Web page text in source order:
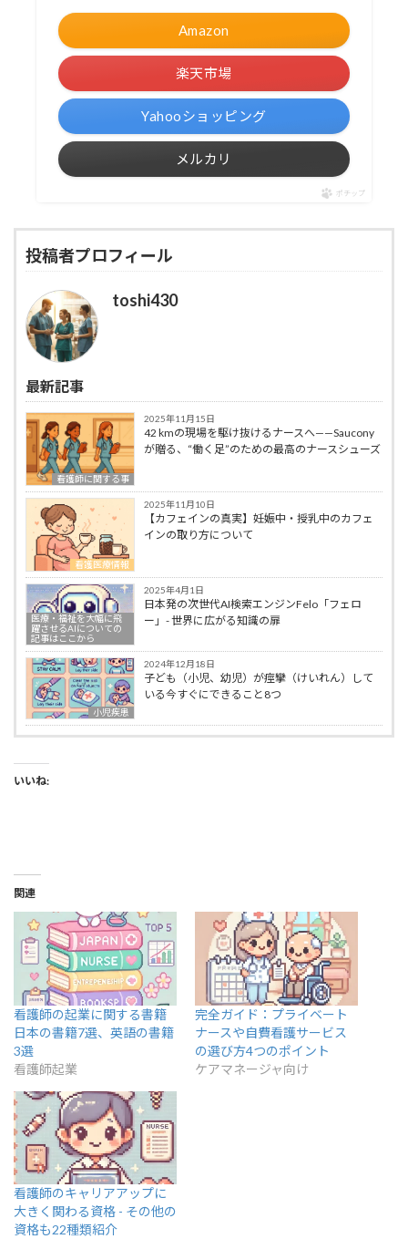
Amazon
楽天市場
Yahooショッピング
メルカリ
ポチップ
投稿者プロフィール
toshi430
最新記事
看護師に関する事
2025年11月15日
42 kmの現場を駆け抜けるナースへ——Saucony
が贈る、“働く足”のための最高のナースシューズ
看護医療情報
2025年11月10日
【カフェインの真実】妊娠中・授乳中のカフェ
インの取り方について
医療・福祉を大幅に飛
躍させるAIについての
記事はここから
2025年4月1日
日本発の次世代AI検索エンジンFelo「フェロ
ー」- 世界に広がる知識の扉
小児疾患
2024年12月18日
子ども（小児、幼児）が痙攣（けいれん）して
いる今すぐにできること8つ
いいね:
関連
看護師の起業に関する書籍
日本の書籍7選、英語の書籍
3選
看護師起業
完全ガイド：プライベート
ナースや自費看護サービス
の選び方4つのポイント
ケアマネージャ向け
看護師のキャリアアップに
大きく関わる資格 - その他の
資格も22種類紹介